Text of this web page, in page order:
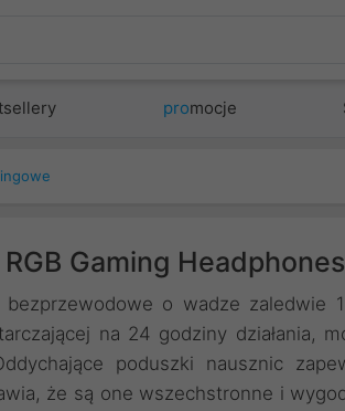
promocje
Gaming Headphones
o wadze zaledwie
na 24 godziny działania,
poduszki nausznic
że są one wszechstronne i